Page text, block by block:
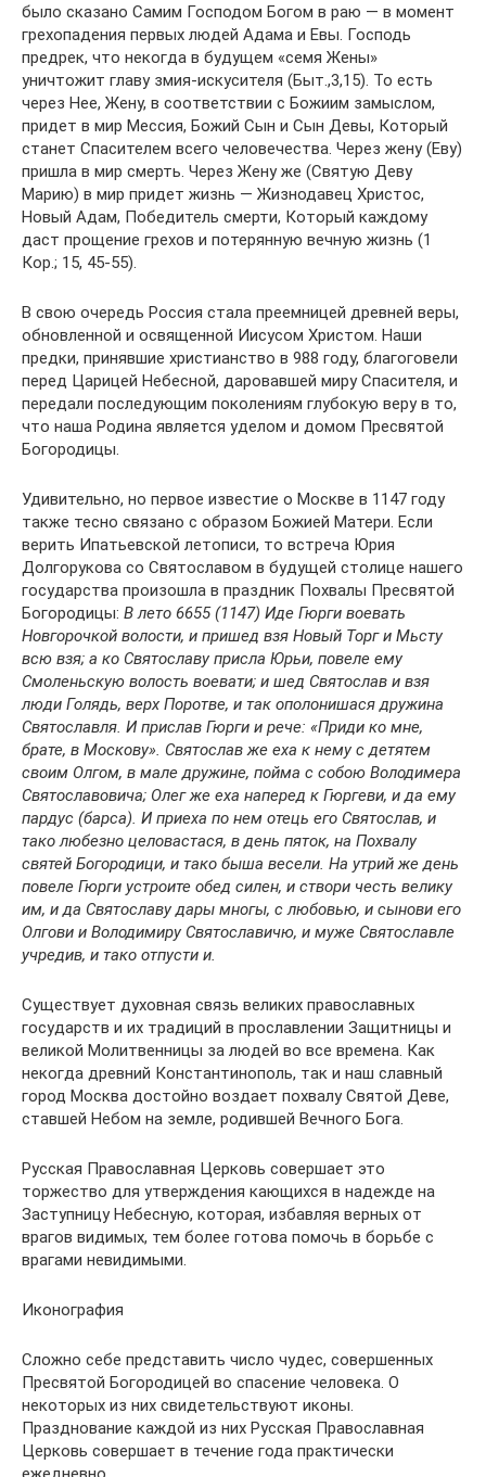
было сказано Самим Господом Богом в раю — в момент
грехопадения первых людей Адама и Евы. Господь
предрек, что некогда в будущем «семя Жены»
уничтожит главу змия-искусителя (Быт.,3,15). То есть
через Нее, Жену, в соответствии с Божиим замыслом,
придет в мир Мессия, Божий Сын и Сын Девы, Который
станет Спасителем всего человечества. Через жену (Еву)
пришла в мир смерть. Через Жену же (Святую Деву
Марию) в мир придет жизнь — Жизнодавец Христос,
Новый Адам, Победитель смерти, Который каждому
даст прощение грехов и потерянную вечную жизнь (1
Кор.; 15, 45-55).
В свою очередь Россия стала преемницей древней веры,
обновленной и освященной Иисусом Христом. Наши
предки, принявшие христианство в 988 году, благоговели
перед Царицей Небесной, даровавшей миру Спасителя, и
передали последующим поколениям глубокую веру в то,
что наша Родина является уделом и домом Пресвятой
Богородицы.
Удивительно, но первое известие о Москве в 1147 году
также тесно связано с образом Божией Матери. Если
верить Ипатьевской летописи, то встреча Юрия
Долгорукова со Святославом в будущей столице нашего
государства произошла в праздник Похвалы Пресвятой
Богородицы: В лето 6655 (1147) Иде Гюрги воевать
Новгорочкой волости, и пришед взя Новый Торг и Мьсту
всю взя; а ко Святославу присла Юрьи, повеле ему
Смоленьскую волость воевати; и шед Святослав и взя
люди Голядь, верх Поротве, и так ополонишася дружина
Святославля. И прислав Гюрги и рече: «Приди ко мне,
брате, в Москову». Святослав же еха к нему с детятем
своим Олгом, в мале дружине, пойма с собою Володимера
Святославовича; Олег же еха наперед к Гюргеви, и да ему
пардус (барса). И приеха по нем отець его Святослав, и
тако любезно целовастася, в день пяток, на Похвалу
святей Богородици, и тако быша весели. На утрий же день
повеле Гюрги устроите обед силен, и створи честь велику
им, и да Святославу дары многы, с любовью, и сынови его
Олгови и Володимиру Святославичю, и муже Святославле
учредив, и тако отпусти и.
Существует духовная связь великих православных
государств и их традиций в прославлении Защитницы и
великой Молитвенницы за людей во все времена. Как
некогда древний Константинополь, так и наш славный
город Москва достойно воздает похвалу Святой Деве,
ставшей Небом на земле, родившей Вечного Бога.
Русская Православная Церковь совершает это
торжество для утверждения кающихся в надежде на
Заступницу Небесную, которая, избавляя верных от
врагов видимых, тем более готова помочь в борьбе с
врагами невидимыми.
Иконография
Сложно себе представить число чудес, совершенных
Пресвятой Богородицей во спасение человека. О
некоторых из них свидетельствуют иконы.
Празднование каждой из них Русская Православная
Церковь совершает в течение года практически